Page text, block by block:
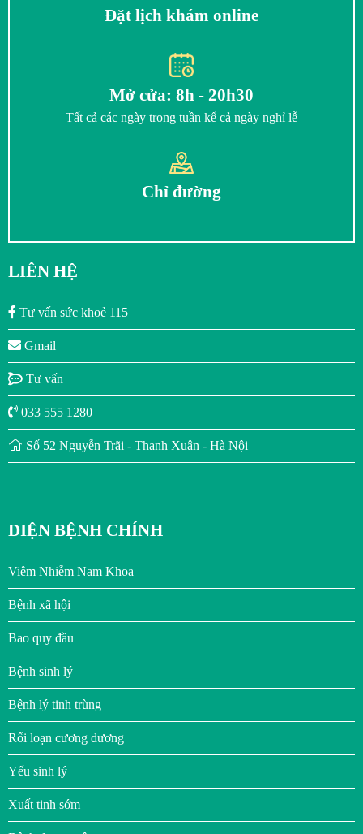
Đặt lịch khám online
Mở cửa: 8h - 20h30
Tất cả các ngày trong tuần kể cả ngày nghỉ lễ
Chỉ đường
LIÊN HỆ
Tư vấn sức khoẻ 115
Gmail
Tư vấn
033 555 1280
Số 52 Nguyễn Trãi - Thanh Xuân - Hà Nội
DIỆN BỆNH CHÍNH
Viêm Nhiễm Nam Khoa
Bệnh xã hội
Bao quy đầu
Bệnh sinh lý
Bệnh lý tinh trùng
Rối loạn cương dương
Yếu sinh lý
Xuất tinh sớm